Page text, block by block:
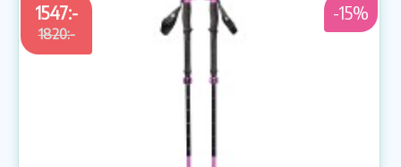
1547:-
1820:-
-15%